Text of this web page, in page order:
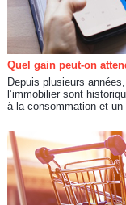
Quel gain peut-on
Depuis plusieurs
l’immobilier sont
à la consommation et un